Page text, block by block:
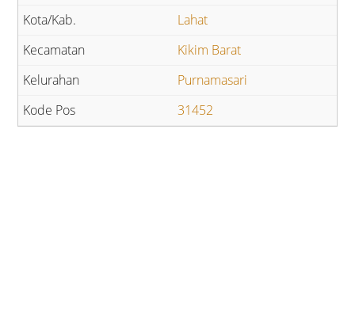
Lahat
Kikim Barat
Purnamasari
31452